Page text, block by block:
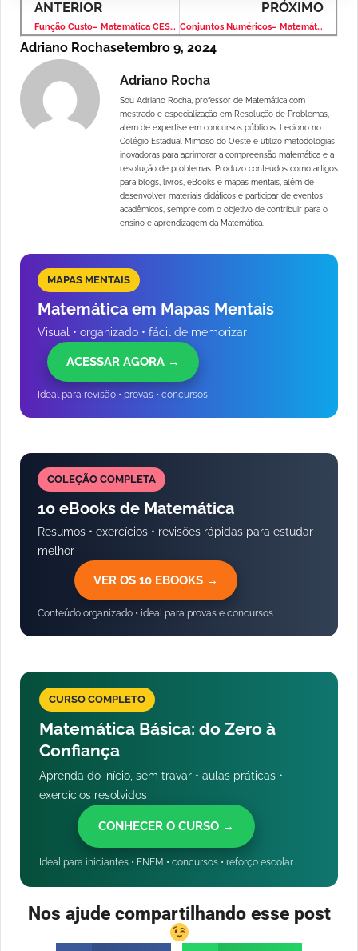
ANTERIOR
Função Custo– Matemática CESPE – Concurso Público
PRÓXIMO
Conjuntos Numéricos– Matemática CESPE – Concurso Público
Adriano Rochasetembro 9, 2024
Adriano Rocha
Sou Adriano Rocha, professor de Matemática com
mestrado e especialização em Resolução de Problemas,
além de expertise em concursos públicos. Leciono no
Colégio Estadual Mimoso do Oeste e utilizo metodologias
inovadoras para aprimorar a compreensão matemática e a
resolução de problemas. Produzo conteúdos como artigos
para blogs, livros, eBooks e mapas mentais, além de
desenvolver materiais didáticos e participar de eventos
acadêmicos, sempre com o objetivo de contribuir para o
ensino e aprendizagem da Matemática.
MAPAS MENTAIS
Matemática em Mapas Mentais
Visual • organizado • fácil de memorizar
ACESSAR AGORA →
Ideal para revisão • provas • concursos
COLEÇÃO COMPLETA
10 eBooks de Matemática
Resumos • exercícios • revisões rápidas para estudar
melhor
VER OS 10 EBOOKS →
Conteúdo organizado • ideal para provas e concursos
CURSO COMPLETO
Matemática Básica: do Zero à
Confiança
Aprenda do início, sem travar • aulas práticas •
exercícios resolvidos
CONHECER O CURSO →
Ideal para iniciantes • ENEM • concursos • reforço escolar
Nos ajude compartilhando esse post